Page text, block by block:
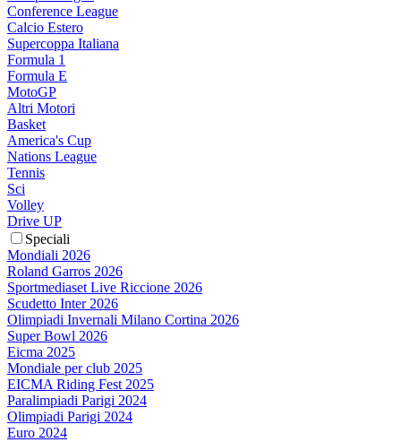
Conference League
Calcio Estero
Supercoppa Italiana
Formula 1
Formula E
MotoGP
Altri Motori
Basket
America's Cup
Nations League
Tennis
Sci
Volley
Drive UP
Speciali
Mondiali 2026
Roland Garros 2026
Sportmediaset Live Riccione 2026
Scudetto Inter 2026
Olimpiadi Invernali Milano Cortina 2026
Super Bowl 2026
Eicma 2025
Mondiale per club 2025
EICMA Riding Fest 2025
Paralimpiadi Parigi 2024
Olimpiadi Parigi 2024
Euro 2024